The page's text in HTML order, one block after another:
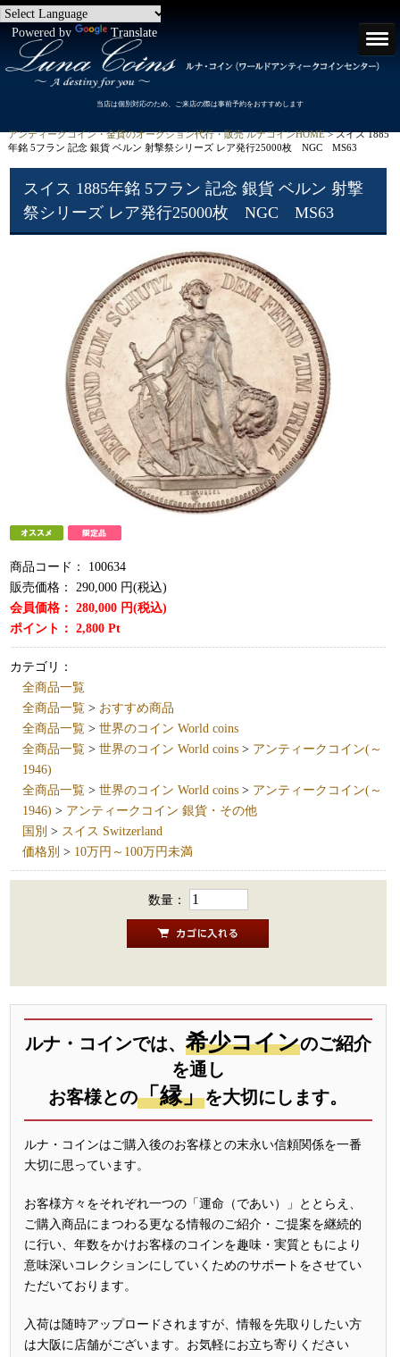
Powered by Translate
当店は個別対応のため、ご来店の際は事前予約をおすすめします
アンティークコイン・金貨のオークション代行・販売 ルナコインHOME> スイス 1885
年銘 5フラン 記念 銀貨 ベルン 射撃祭シリーズ レア発行25000枚 NGC MS63
スイス 1885年銘 5フラン 記念 銀貨 ベルン 射撃
祭シリーズ レア発行25000枚 NGC MS63
商品コード：
100634
販売価格：
290,000 円(税込)
会員価格：
280,000 円(税込)
ポイント：2,800 Pt
カテゴリ：
全商品一覧
全商品一覧 > おすすめ商品
全商品一覧 >世界のコイン World coins
全商品一覧 >世界のコイン World coins > アンティークコイン(～
1946)
全商品一覧 >世界のコイン World coins > アンティークコイン(～
1946) > アンティークコイン 銀貨・その他
国別 > スイス Switzerland
価格別 > 10万円～100万円未満
数量：
ルナ・コインでは、 希少コインのご紹介
を通し
お客様との「縁」を大切にします。
ルナ・コインはご購入後のお客様との末永い信頼関係を一番
大切に思っています。
お客様方々をそれぞれ一つの「運命（であい）」ととらえ、
ご購入商品にまつわる更なる情報のご紹介・ご提案を継続的
に行い、年数をかけお客様のコインを趣味・実質ともにより
意味深いコレクションにしていくためのサポートをさせてい
ただいております。
入荷は随時アップロードされますが、情報を先取りしたい方
は大阪に店舗がございます。お気軽にお立ち寄りください